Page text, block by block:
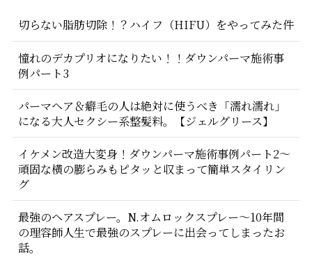
切らない脂肪切除！？ハイフ（HIFU）をやってみた件
憧れのデカプリオになりたい！！ダウンパーマ施術事
例パート3
パーマヘア＆癖毛の人は絶対に使うべき「濡れ濡れ」
になる大人セクシー系整髪料。【ジェルグリース】
イケメン改造大変身！ダウンパーマ施術事例パート2〜
頑固な横の膨らみもピタッと収まって簡単スタイリン
グ
最強のヘアスプレー。N.オムロックスプレー〜10年間
の理容師人生で最強のスプレーに出会ってしまったお
話。